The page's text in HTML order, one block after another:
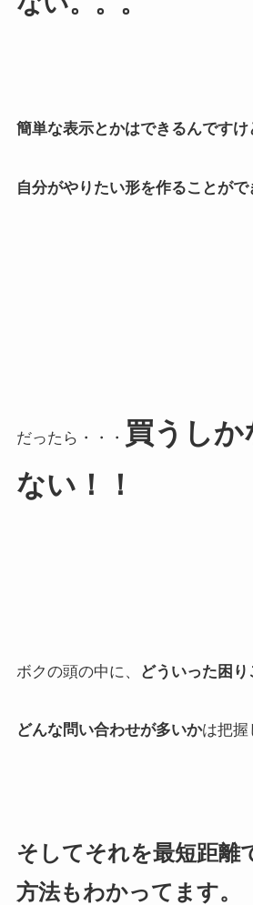
簡単な表示とかはできるんですけ
自分がやりたい形を作ることがで
だったら・・・ 買うしか
ない！！
ボクの頭の中に、 どういった困
どんな問い合わせが多いかは把握
そしてそれを最短距離
方法もわかってます。